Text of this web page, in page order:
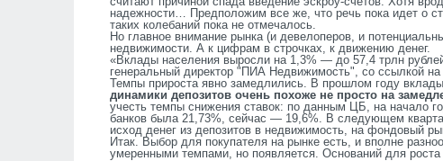
надежности… Предположим все же, что речь пока идет о
таких колебаний пока не отмечалось.
Но главное внимание рынка (и девелоперов, и
недвижимости. А к цифрам в строчках, к движению денег.
«Вклады населения выросли на 1,3% — до 57,4 трлн
генеральный директор " ПИА Недвижимость", со ссылкой
Темпы прироста явно замедлились. В прошлом году
динамики депозитов очень похоже не просто на
учесть темпы снижения ставок: по данным ЦБ, на начало
банков была 21,73%, сейчас — 19,6%. В следующем
исход денег из депозитов в недвижимость, на фондовый
Итак. Выбор для покупателя на рынке есть, и вполне
умеренными темпами, но появляется. Оснований для